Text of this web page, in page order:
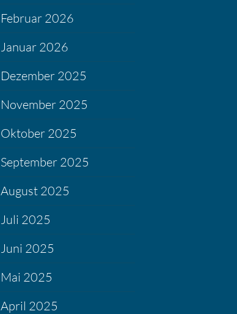
Februar 2026
Januar 2026
Dezember 2025
November 2025
Oktober 2025
September 2025
August 2025
Juli 2025
Juni 2025
Mai 2025
April 2025